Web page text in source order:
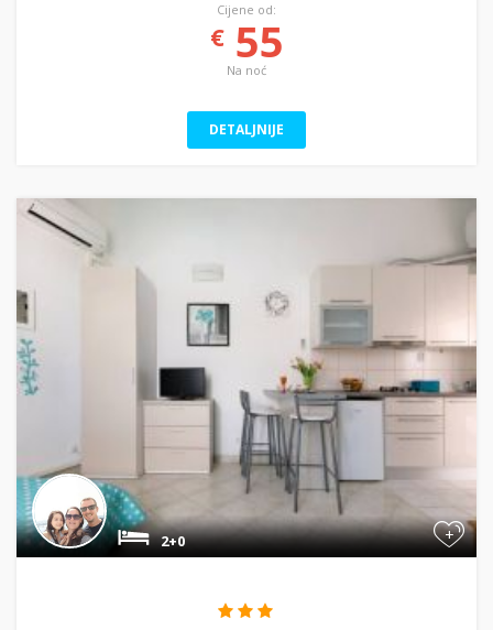
Cijene od:
€55
Na noć
DETALJNIJE
+
2+0